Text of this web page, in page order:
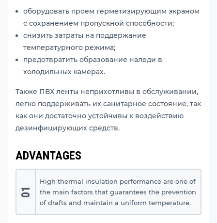
оборудовать проем герметизирующим экраном
с сохранением пропускной способности;
снизить затраты на поддержание
температурного режима;
предотвратить образование наледи в
холодильных камерах.
Также ПВХ ленты неприхотливы в обслуживании,
легко поддерживать их санитарное состояние, так
как они достаточно устойчивы к воздействию
дезинфицирующих средств.
ADVANTAGES
01
High thermal insulation performance are one of
the main factors that guarantees the prevention
of drafts and maintain a uniform temperature.